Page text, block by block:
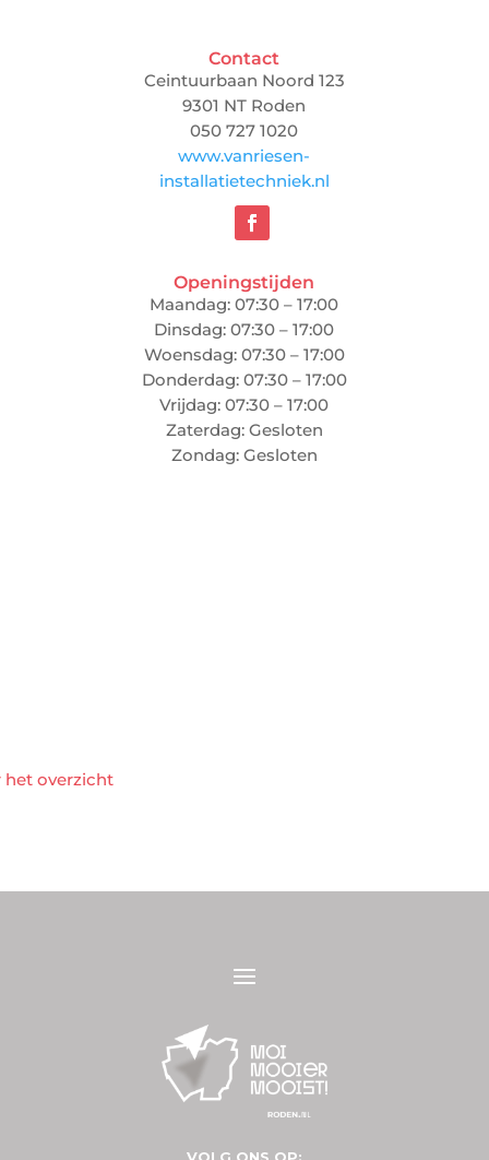
Contact
Ceintuurbaan Noord 123
9301 NT Roden
050 727 1020
www.vanriesen-
installatietechniek.nl
Openingstijden
Maandag: 07:30 – 17:00
Dinsdag: 07:30 – 17:00
Woensdag: 07:30 – 17:00
Donderdag: 07:30 – 17:00
Vrijdag: 07:30 – 17:00
Zaterdag: Gesloten
Zondag: Gesloten
het overzicht
VOLG ONS OP: